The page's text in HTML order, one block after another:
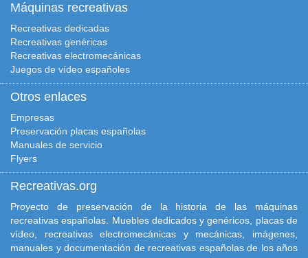
Máquinas recreativas
Recreativas dedicadas
Recreativas genéricas
Recreativas electromecánicas
Juegos de vídeo españoles
Otros enlaces
Empresas
Preservación placas españolas
Manuales de servicio
Flyers
Recreativas.org
Proyecto de preservación de la historia de las máquinas
recreativas españolas. Muebles dedicados y genéricos, placas de
vídeo, recreativas electromecánicas y mecánicas, imágenes,
manuales y documentación de recreativas españolas de los años